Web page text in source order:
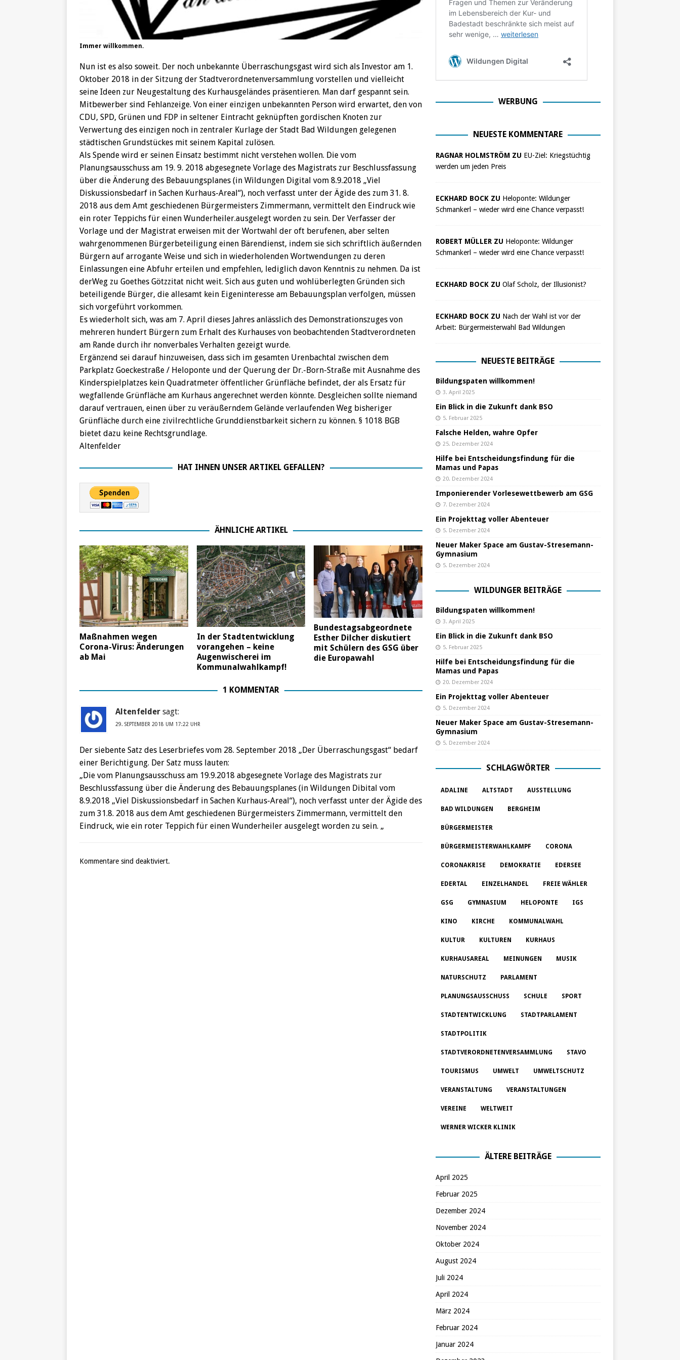
Immer willkommen.
Nun ist es also soweit. Der noch unbekannte Überraschungsgast wird sich als Investor am 1.
Oktober 2018 in der Sitzung der Stadtverordnetenversammlung vorstellen und vielleicht
seine Ideen zur Neugestaltung des Kurhausgeländes präsentieren. Man darf gespannt sein.
Mitbewerber sind Fehlanzeige. Von einer einzigen unbekannten Person wird erwartet, den von
CDU, SPD, Grünen und FDP in seltener Eintracht geknüpften gordischen Knoten zur
Verwertung des einzigen noch in zentraler Kurlage der Stadt Bad Wildungen gelegenen
städtischen Grundstückes mit seinem Kapital zulösen.
Als Spende wird er seinen Einsatz bestimmt nicht verstehen wollen. Die vom
Planungsausschuss am 19. 9. 2018 abgesegnete Vorlage des Magistrats zur Beschlussfassung
über die Änderung des Bebauungsplanes (in Wildungen Digital vom 8.9.2018 „Viel
Diskussionsbedarf in Sachen Kurhaus-Areal“), noch verfasst unter der Ägide des zum 31. 8.
2018 aus dem Amt geschiedenen Bürgermeisters Zimmermann, vermittelt den Eindruck wie
ein roter Teppichs für einen Wunderheiler.ausgelegt worden zu sein. Der Verfasser der
Vorlage und der Magistrat erweisen mit der Wortwahl der oft berufenen, aber selten
wahrgenommenen Bürgerbeteiligung einen Bärendienst, indem sie sich schriftlich äußernden
Bürgern auf arrogante Weise und sich in wiederholenden Wortwendungen zu deren
Einlassungen eine Abfuhr erteilen und empfehlen, lediglich davon Kenntnis zu nehmen. Da ist
derWeg zu Goethes Götzzitat nicht weit. Sich aus guten und wohlüberlegten Gründen sich
beteiligende Bürger, die allesamt kein Eigeninteresse am Bebauungsplan verfolgen, müssen
sich vorgeführt vorkommen.
Es wiederholt sich, was am 7. April dieses Jahres anlässlich des Demonstrationszuges von
mehreren hundert Bürgern zum Erhalt des Kurhauses von beobachtenden Stadtverordneten
am Rande durch ihr nonverbales Verhalten gezeigt wurde.
Ergänzend sei darauf hinzuweisen, dass sich im gesamten Urenbachtal zwischen dem
Parkplatz Goeckestraße / Heloponte und der Querung der Dr.-Born-Straße mit Ausnahme des
Kinderspielplatzes kein Quadratmeter öffentlicher Grünfläche befindet, der als Ersatz für
wegfallende Grünfläche am Kurhaus angerechnet werden könnte. Desgleichen sollte niemand
darauf vertrauen, einen über zu veräußerndem Gelände verlaufenden Weg bisheriger
Grünfläche durch eine zivilrechtliche Grunddienstbarkeit sichern zu können. § 1018 BGB
bietet dazu keine Rechtsgrundlage.
Altenfelder
HAT IHNEN UNSER ARTIKEL GEFALLEN?
ÄHNLICHE ARTIKEL
Maßnahmen wegen
Corona-Virus: Änderungen
ab Mai
In der Stadtentwicklung
vorangehen – keine
Augenwischerei im
Kommunalwahlkampf!
Bundestagsabgeordnete
Esther Dilcher diskutiert
mit Schülern des GSG über
die Europawahl
1 KOMMENTAR
Altenfelder sagt:
29. SEPTEMBER 2018 UM 17:22 UHR
Der siebente Satz des Leserbriefes vom 28. September 2018 „Der Überraschungsgast“ bedarf
einer Berichtigung. Der Satz muss lauten:
„Die vom Planungsausschuss am 19.9.2018 abgesegnete Vorlage des Magistrats zur
Beschlussfassung über die Änderung des Bebauungsplanes (in Wildungen Dibital vom
8.9.2018 „Viel Diskussionsbedarf in Sachen Kurhaus-Areal“), noch verfasst unter der Ägide des
zum 31.8. 2018 aus dem Amt geschiedenen Bürgermeisters Zimmermann, vermittelt den
Eindruck, wie ein roter Teppich für einen Wunderheiler ausgelegt worden zu sein. „
Kommentare sind deaktiviert.
WERBUNG
NEUESTE KOMMENTARE
RAGNAR HOLMSTRÖM ZU EU-Ziel: Kriegstüchtig
werden um jeden Preis
ECKHARD BOCK ZU Heloponte: Wildunger
Schmankerl – wieder wird eine Chance verpasst!
ROBERT MÜLLER ZU Heloponte: Wildunger
Schmankerl – wieder wird eine Chance verpasst!
ECKHARD BOCK ZU Olaf Scholz, der Illusionist?
ECKHARD BOCK ZU Nach der Wahl ist vor der
Arbeit: Bürgermeisterwahl Bad Wildungen
NEUESTE BEITRÄGE
Bildungspaten willkommen!
3. April 2025
Ein Blick in die Zukunft dank BSO
5. Februar 2025
Falsche Helden, wahre Opfer
25. Dezember 2024
Hilfe bei Entscheidungsfindung für die
Mamas und Papas
20. Dezember 2024
Imponierender Vorlesewettbewerb am GSG
7. Dezember 2024
Ein Projekttag voller Abenteuer
5. Dezember 2024
Neuer Maker Space am Gustav-Stresemann-
Gymnasium
5. Dezember 2024
WILDUNGER BEITRÄGE
Bildungspaten willkommen!
3. April 2025
Ein Blick in die Zukunft dank BSO
5. Februar 2025
Hilfe bei Entscheidungsfindung für die
Mamas und Papas
20. Dezember 2024
Ein Projekttag voller Abenteuer
5. Dezember 2024
Neuer Maker Space am Gustav-Stresemann-
Gymnasium
5. Dezember 2024
SCHLAGWÖRTER
ADALINE ALTSTADT AUSSTELLUNG
BAD WILDUNGEN BERGHEIM
BÜRGERMEISTER
BÜRGERMEISTERWAHLKAMPF CORONA
CORONAKRISE DEMOKRATIE EDERSEE
EDERTAL EINZELHANDEL FREIE WÄHLER
GSG GYMNASIUM HELOPONTE IGS
KINO KIRCHE KOMMUNALWAHL
KULTUR KULTUREN KURHAUS
KURHAUSAREAL MEINUNGEN MUSIK
NATURSCHUTZ PARLAMENT
PLANUNGSAUSSCHUSS SCHULE SPORT
STADTENTWICKLUNG STADTPARLAMENT
STADTPOLITIK
STADTVERORDNETENVERSAMMLUNG STAVO
TOURISMUS UMWELT UMWELTSCHUTZ
VERANSTALTUNG VERANSTALTUNGEN
VEREINE WELTWEIT
WERNER WICKER KLINIK
ÄLTERE BEITRÄGE
April 2025
Februar 2025
Dezember 2024
November 2024
Oktober 2024
August 2024
Juli 2024
April 2024
März 2024
Februar 2024
Januar 2024